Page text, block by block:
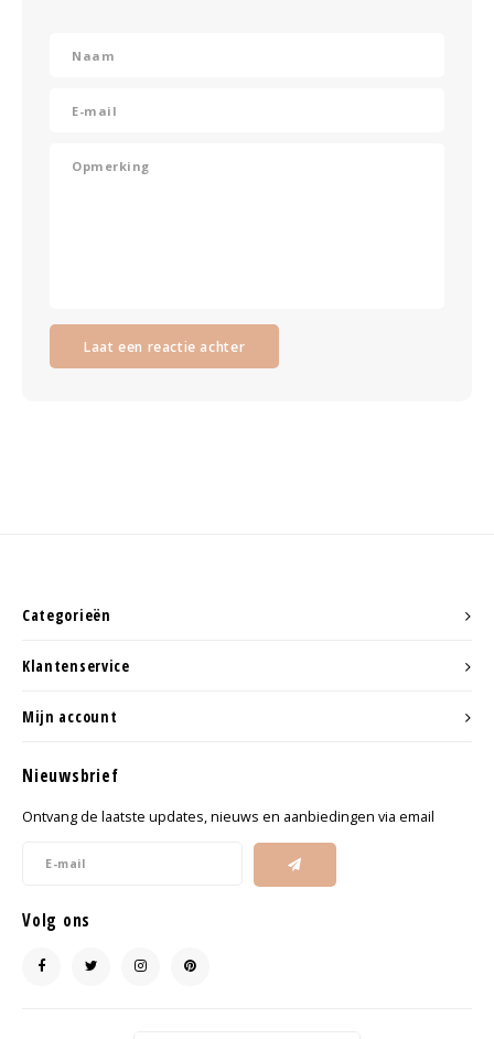
Laat een reactie achter
Categorieën
Klantenservice
Mijn account
Nieuwsbrief
Ontvang de laatste updates, nieuws en aanbiedingen via email
Volg ons